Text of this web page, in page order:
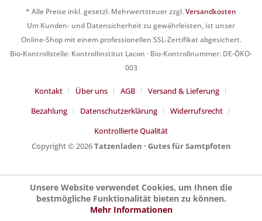
* Alle Preise inkl. gesetzl. Mehrwertsteuer zzgl.Versandkosten
Um Kunden- und Datensicherheit zu gewährleisten, ist unser
Online-Shop mit einem professionellen SSL-Zertifikat abgesichert.
Bio-Kontrollstelle: Kontrollinstitut Lacon · Bio-Kontrollnummer: DE-ÖKO-
003
Kontakt Über uns AGB
Versand & Lieferung
Bezahlung
Datenschutzerklärung
Widerrufsrecht
Kontrollierte Qualität
Copyright © 2026Tatzenladen · Gutes für Samtpfoten
Unsere Website verwendet Cookies, um Ihnen die
bestmögliche Funktionalität bieten zu können.
Mehr Informationen